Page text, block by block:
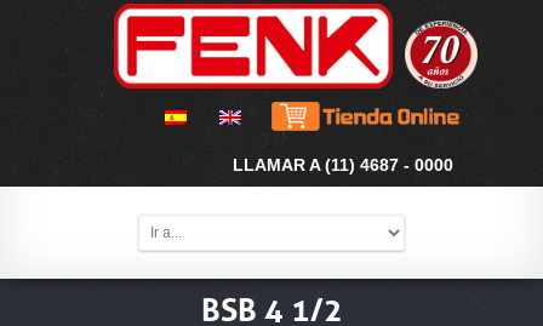
LLAMAR A (11) 4687 - 0000
BSB 4 1/2